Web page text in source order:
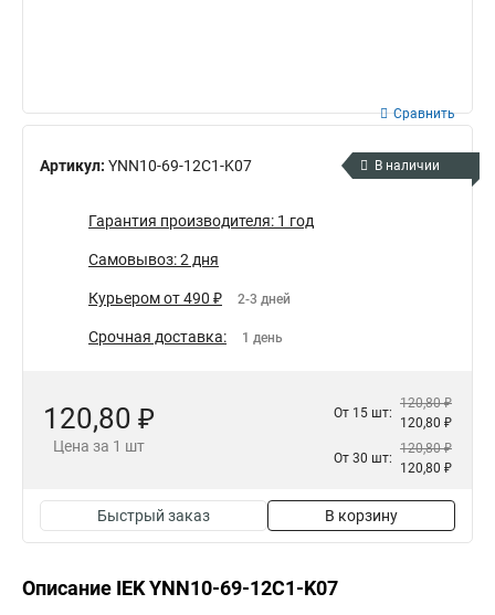
Артикул: YNN10-69-12C1-K07
Сравнить
В наличии
Гарантия производителя: 1 год
Самовывоз: 2 дня
Курьером от 490 ₽ 2-3 дней
Срочная доставка: 1 день
120,80 ₽
Цена за 1 шт
От 15 шт:
120,80 ₽
120,80 ₽
От 30 шт:
120,80 ₽
120,80 ₽
Быстрый заказ В корзину
Описание IEK YNN10-69-12C1-K07